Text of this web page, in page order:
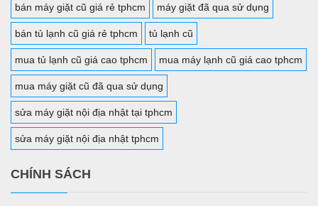
bán máy giặt cũ giá rẻ tphcm máy giặt đã qua sử dụng
bán tủ lạnh cũ giá rẻ tphcm tủ lạnh cũ
mua tủ lạnh cũ giá cao tphcm mua máy lạnh cũ giá cao tphcm
mua máy giặt cũ đã qua sử dụng
sửa máy giặt nội địa nhật tại tphcm
sửa máy giặt nội địa nhật tphcm
CHÍNH SÁCH